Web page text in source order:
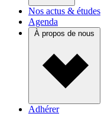
Nos actus & études
Agenda
À propos de nous
Adhérer